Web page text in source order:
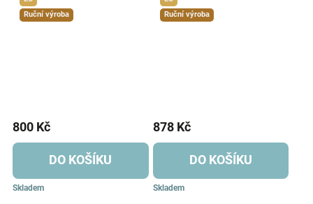
Ruční výroba
Skladem
800 Kč
DO KOŠÍKU
Ruční výroba
Skladem
878 Kč
DO KOŠÍKU